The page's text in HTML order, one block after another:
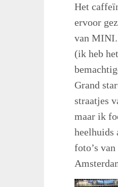
Het
ervoor
van MINI.
(ik heb
Grand
straatjes
maar ik
heelhuids
foto’s